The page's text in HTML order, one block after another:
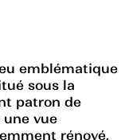
emblématique
sous la
patron de
vue
rénové,